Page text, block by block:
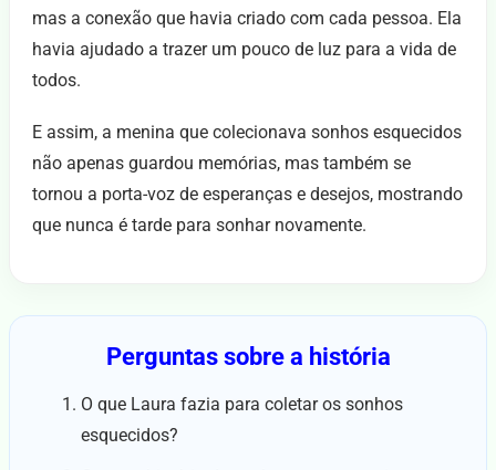
mas a conexão que havia criado com cada pessoa. Ela
havia ajudado a trazer um pouco de luz para a vida de
todos.
E assim, a menina que colecionava sonhos esquecidos
não apenas guardou memórias, mas também se
tornou a porta-voz de esperanças e desejos, mostrando
que nunca é tarde para sonhar novamente.
Perguntas sobre a história
O que Laura fazia para coletar os sonhos
esquecidos?